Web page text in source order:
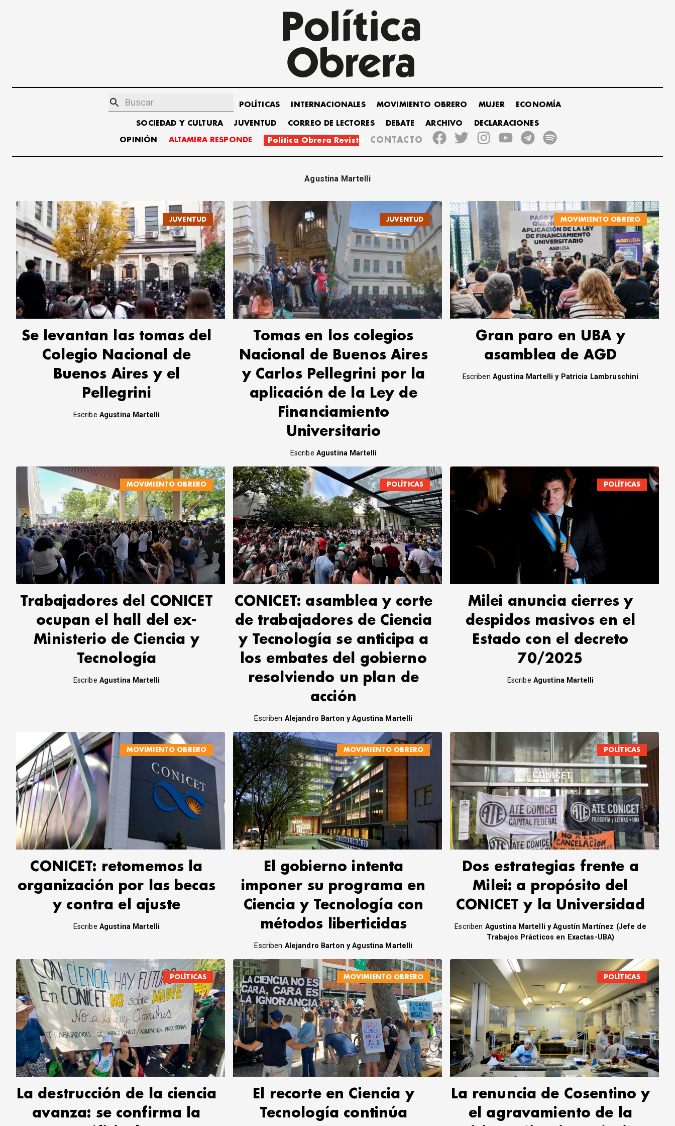
POLÍTICAS INTERNACIONALES MOVIMIENTO OBRERO MUJER ECONOMÍA
SOCIEDAD Y CULTURA JUVENTUD CORREO DE LECTORES DEBATE ARCHIVO DECLARACIONES
OPINIÓN ALTAMIRA RESPONDE Política Obrera Revista CONTACTO
Agustina Martelli
JUVENTUD
Se levantan las tomas del
Colegio Nacional de
Buenos Aires y el
Pellegrini
Escribe Agustina Martelli
JUVENTUD
Tomas en los colegios
Nacional de Buenos Aires
y Carlos Pellegrini por la
aplicación de la Ley de
Financiamiento
Universitario
Escribe Agustina Martelli
MOVIMIENTO OBRERO
Gran paro en UBA y
asamblea de AGD
Escriben Agustina Martelli y Patricia Lambruschini
MOVIMIENTO OBRERO
Trabajadores del CONICET
ocupan el hall del ex-
Ministerio de Ciencia y
Tecnología
Escribe Agustina Martelli
POLÍTICAS
CONICET: asamblea y corte
de trabajadores de Ciencia
y Tecnología se anticipa a
los embates del gobierno
resolviendo un plan de
acción
Escriben Alejandro Barton y Agustina Martelli
POLÍTICAS
Milei anuncia cierres y
despidos masivos en el
Estado con el decreto
70/2025
Escribe Agustina Martelli
MOVIMIENTO OBRERO
CONICET: retomemos la
organización por las becas
y contra el ajuste
Escribe Agustina Martelli
MOVIMIENTO OBRERO
El gobierno intenta
imponer su programa en
Ciencia y Tecnología con
métodos liberticidas
Escriben Alejandro Barton y Agustina Martelli
POLÍTICAS
Dos estrategias frente a
Milei: a propósito del
CONICET y la Universidad
Escriben Agustina Martelli y Agustín Martínez (Jefe de
Trabajos Prácticos en Exactas-UBA)
POLÍTICAS
La destrucción de la ciencia
avanza: se confirma la
MOVIMIENTO OBRERO
El recorte en Ciencia y
Tecnología continúa
POLÍTICAS
La renuncia de Cosentino y
el agravamiento de la